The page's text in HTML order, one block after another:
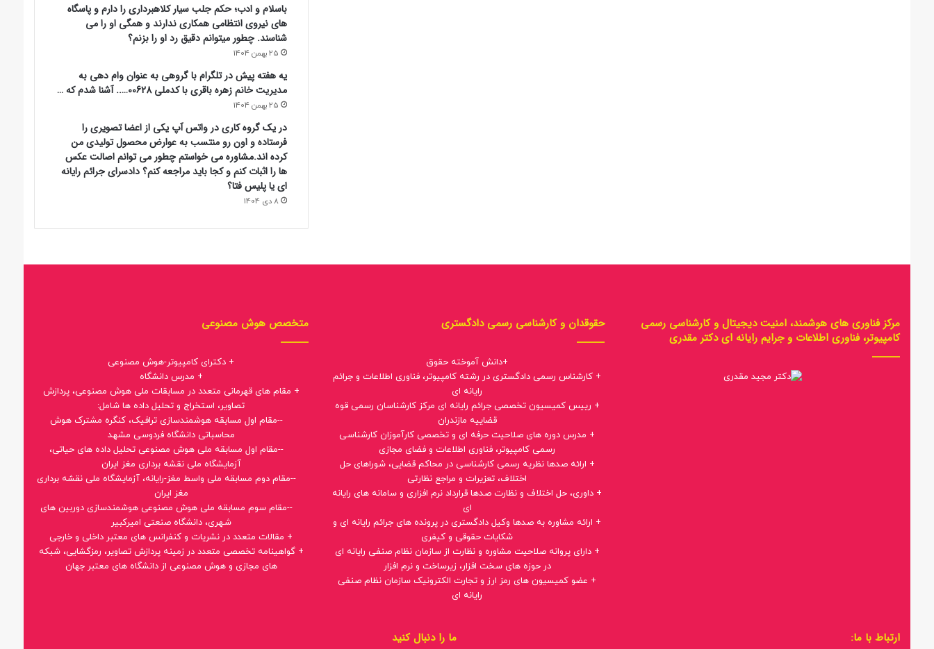
باسلام و ادب؛ حکم جلب سیار کلاهبرداری را دارم و پاسگاه
های نیروی انتظامی همکاری ندارند و همگی او را می
شناسند. چطور میتوانم دقیق رد او را بزنم؟
25 بهمن 1404
یه هفته پیش در تلگرام با گروهی به عنوان وام دهی به
مدیریت خانم زهره باقری با کدملی 00628….. آشنا شدم که …
25 بهمن 1404
در یک گروه کاری در واتس آپ یکی از اعضا تصویری را
فرستاده و اون رو منتسب به عوارض محصول تولیدی من
کرده اند.مشاوره می خواستم چطور می توانم اصالت عکس
ها را اثبات کنم و کجا باید مراجعه کنم؟ دادسرای جرائم رایانه
ای یا پلیس فتا؟
8 دی 1404
مرکز فناوری های هوشمند، امنیت دیجیتال و کارشناسی رسمی
کامپیوتر، فناوری اطلاعات و جرایم رایانه ای دکتر مقدری
حقوقدان و کارشناسی رسمی دادگستری
+دانش آموخته حقوق
+ کارشناس رسمی دادگستری در رشته کامپیوتر، فناوری اطلاعات و جرائم
رایانه ای
+ رییس کمیسیون تخصصی جرائم رایانه ای مرکز کارشناسان رسمی قوه
قضاییه مازندران
+ مدرس دوره های صلاحیت حرفه ای و تخصصی کارآموزان کارشناسی
رسمی کامپیوتر، فناوری اطلاعات و فضای مجازی
+ ارائه صدها نظریه رسمی کارشناسی در محاکم قضایی، شوراهای حل
اختلاف، تعزیرات و مراجع نظارتی
+ داوری، حل اختلاف و نظارت صدها قرارداد نرم افزاری و سامانه های رایانه
ای
+ ارائه مشاوره به صدها وکیل دادگستری در پرونده های جرائم رایانه ای و
شکایات حقوقی و کیفری
+ دارای پروانه صلاحیت مشاوره و نظارت از سازمان نظام صنفی رایانه ای
در حوزه های سخت افزار، زیرساخت و نرم افزار
+ عضو کمیسیون های رمز ارز و تجارت الکترونیک سازمان نظام صنفی
رایانه ای
متخصص هوش مصنوعی
+ دکترای کامپیوتر-هوش مصنوعی
+ مدرس دانشگاه
+ مقام های قهرمانی متعدد در مسابقات ملی هوش مصنوعی، پردازش
تصاویر، استخراج و تحلیل داده ها شامل:
--مقام اول مسابقه هوشمندسازی ترافیک، کنگره مشترک هوش
محاسباتی دانشگاه فردوسی مشهد
--مقام اول مسابقه ملی هوش مصنوعی تحلیل داده های حیاتی،
آزمایشگاه ملی نقشه برداری مغز ایران
--مقام دوم مسابقه ملی واسط مغز-رایانه، آزمایشگاه ملی نقشه برداری
مغز ایران
--مقام سوم مسابقه ملی هوش مصنوعی هوشمندسازی دوربین های
شهری، دانشگاه صنعتی امیرکبیر
+ مقالات متعدد در نشریات و کنفرانس های معتبر داخلی و خارجی
+ گواهینامه تخصصی متعدد در زمینه پردازش تصاویر، رمزگشایی، شبکه
های مجازی و هوش مصنوعی از دانشگاه های معتبر جهان
ارتباط با ما: ما را دنبال کنید